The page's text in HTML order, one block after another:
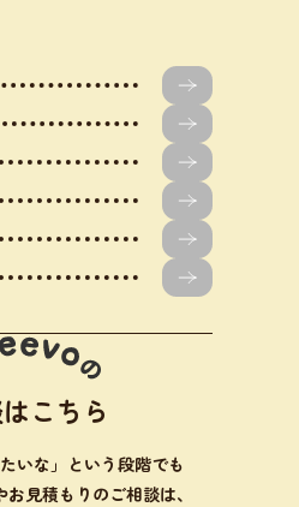
こちら
いな」という段階でも
見積もりのご相談は、